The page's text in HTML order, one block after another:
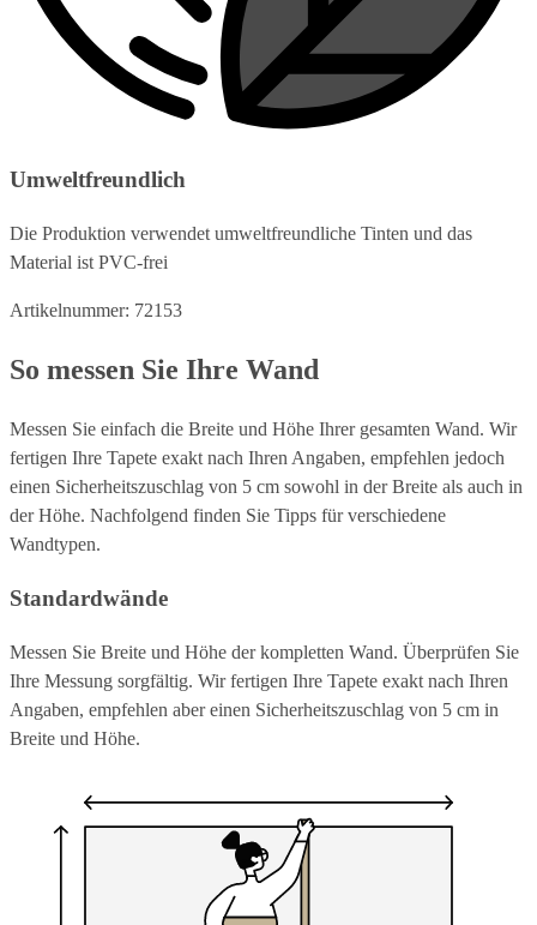
Umweltfreundlich
Die Produktion verwendet umweltfreundliche Tinten und das
Material ist PVC-frei
Artikelnummer: 72153
So messen Sie Ihre Wand
Messen Sie einfach die Breite und Höhe Ihrer gesamten Wand. Wir
fertigen Ihre Tapete exakt nach Ihren Angaben, empfehlen jedoch
einen Sicherheitszuschlag von 5 cm sowohl in der Breite als auch in
der Höhe. Nachfolgend finden Sie Tipps für verschiedene
Wandtypen.
Standardwände
Messen Sie Breite und Höhe der kompletten Wand. Überprüfen Sie
Ihre Messung sorgfältig. Wir fertigen Ihre Tapete exakt nach Ihren
Angaben, empfehlen aber einen Sicherheitszuschlag von 5 cm in
Breite und Höhe.